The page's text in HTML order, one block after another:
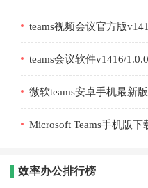
teams视频会议官方版
teams会议软件v1416/
微软teams安卓手机最新
Microsoft Teams手机版下
效率办公排行榜